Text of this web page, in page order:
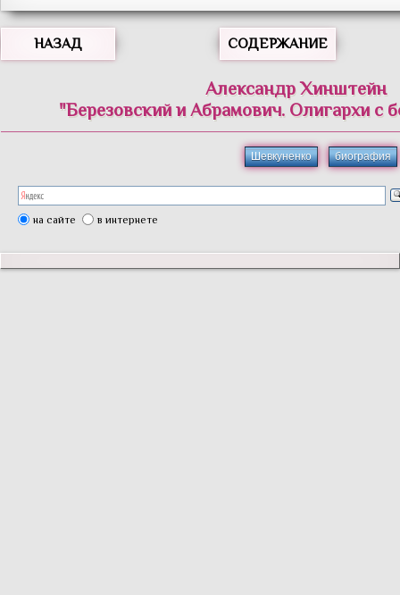
НАЗАД СОДЕРЖАНИЕ
Александр Хинштейн
"Березовский и Абрамович. Олигархи с
Шевкуненко биография
на сайте в интернете